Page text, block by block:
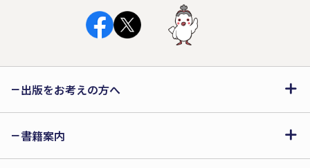
出版をお考えの方へ
書籍案内